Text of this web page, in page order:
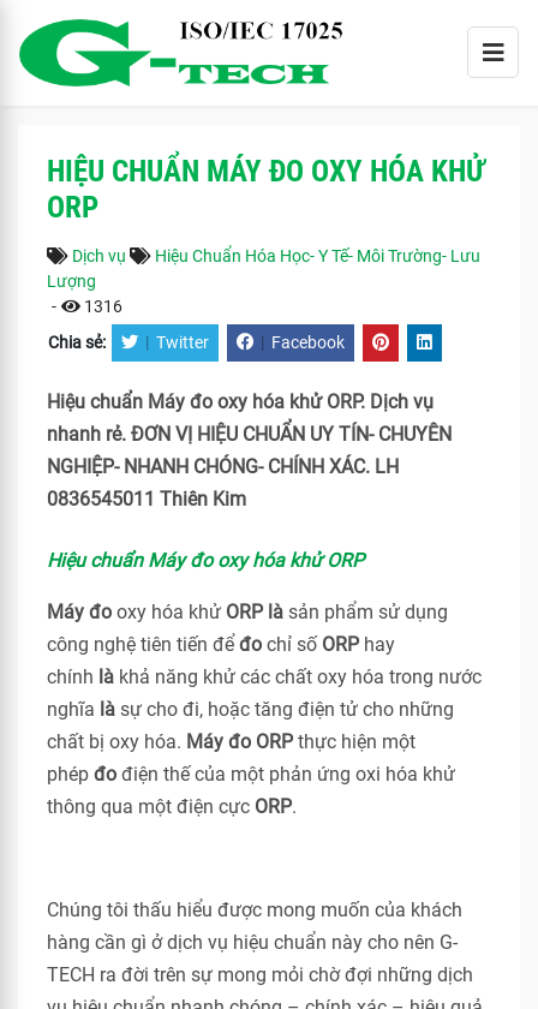
HIỆU CHUẨN MÁY ĐO OXY HÓA KHỬ
ORP
Dịch vụ
Hiệu Chuẩn Hóa Học- Y Tế- Môi Trường- Lưu
Lượng
-
1316
Chia sẻ: | Twitter | Facebook
Hiệu chuẩn Máy đo oxy hóa khử ORP. Dịch vụ
nhanh rẻ. ĐƠN VỊ HIỆU CHUẨN UY TÍN- CHUYÊN
NGHIỆP- NHANH CHÓNG- CHÍNH XÁC. LH
0836545011 Thiên Kim
Hiệu chuẩn Máy đo oxy hóa khử ORP
Máy đo oxy hóa khử ORP là sản phẩm sử dụng
công nghệ tiên tiến để đo chỉ số ORP hay
chính là khả năng khử các chất oxy hóa trong nước
nghĩa là sự cho đi, hoặc tăng điện tử cho những
chất bị oxy hóa. Máy đo ORP thực hiện một
phép đo điện thế của một phản ứng oxi hóa khử
thông qua một điện cực ORP.
Chúng tôi thấu hiểu được mong muốn của khách
hàng cần gì ở dịch vụ hiệu chuẩn này cho nên G-
TECH ra đời trên sự mong mỏi chờ đợi những dịch